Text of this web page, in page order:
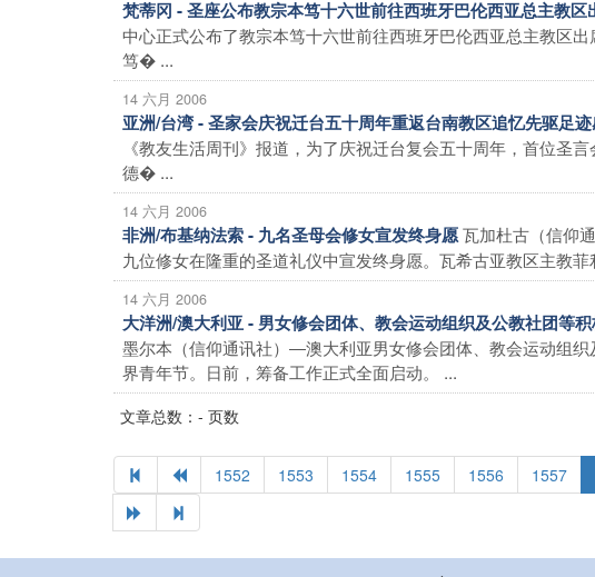
梵蒂冈 - 圣座公布教宗本笃十六世前往西班牙巴伦西亚总主教
中心正式公布了教宗本笃十六世前往西班牙巴伦西亚总主教区
笃� ...
14 六月 2006
亚洲/台湾 - 圣家会庆祝迁台五十周年重返台南教区追忆先驱足
《教友生活周刊》报道，为了庆祝迁台复会五十周年，首位圣
德� ...
14 六月 2006
非洲/布基纳法索 - 九名圣母会修女宣发终身愿瓦加杜古（信仰
九位修女在隆重的圣道礼仪中宣发终身愿。瓦希古亚教区主教菲
14 六月 2006
大洋洲/澳大利亚 - 男女修会团体、教会运动组织及公教社团等
墨尔本（信仰通讯社）―澳大利亚男女修会团体、教会运动组
界青年节。日前，筹备工作正式全面启动。 ...
文章总数：- 页数
1552 1553 1554 1555 1556 1557